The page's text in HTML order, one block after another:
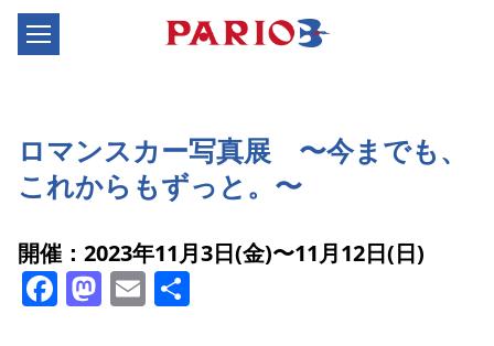
ロマンスカー写真展 〜今までも、
これからもずっと。〜
開催：2023年11月3日(金)〜11月12日(日)
Facebook
Mastodon
Email